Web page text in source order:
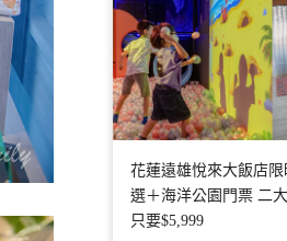
花蓮遠雄悅來大飯店
選＋海洋公園門票 二
只要$5,999